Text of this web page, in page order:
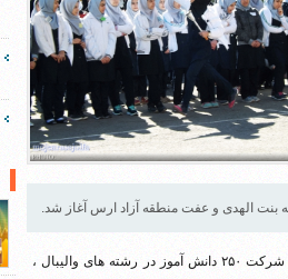
بنت الهدی و عفت منطقه آزاد ارس آغاز شد.
، نخستین دوره المپیاد ورزشی درون مدرسه در منطقه آزاد ارس با شرکت ۲۵۰ دانش آموز در رشته های والیبال ،